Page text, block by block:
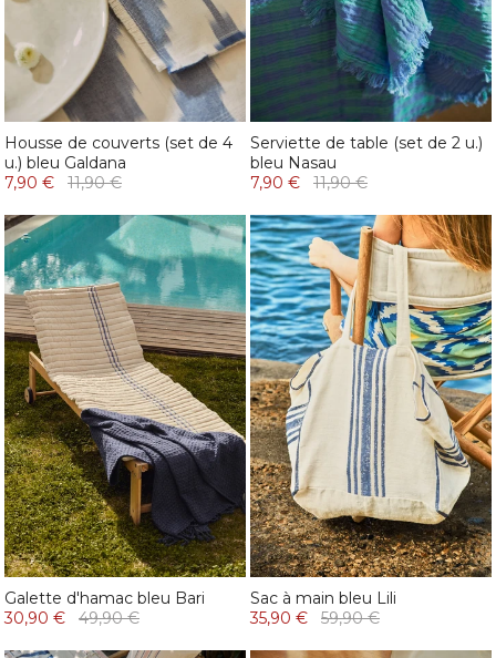
Housse de couverts (set de 4
u.) bleu Galdana
7,90 €
11,90 €
Serviette de table (set de 2 u.)
bleu Nasau
7,90 €
11,90 €
Galette d'hamac bleu Bari
30,90 €
49,90 €
Sac à main bleu Lili
35,90 €
59,90 €